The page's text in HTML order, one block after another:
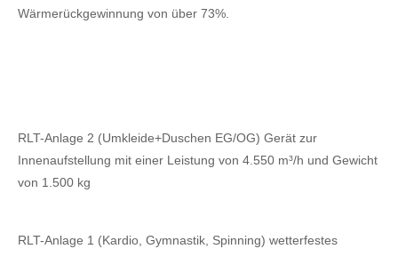
Wärmerückgewinnung von über 73%.
RLT-Anlage 2 (Umkleide+Duschen EG/OG) Gerät zur
Innenaufstellung mit einer Leistung von 4.550 m³/h und Gewicht
von 1.500 kg
RLT-Anlage 1 (Kardio, Gymnastik, Spinning) wetterfestes